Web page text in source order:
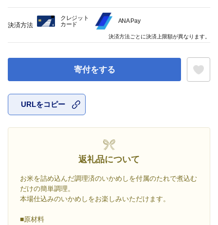
寄付をする
URLをコピー
返礼品について
お米を詰め込んだ調理済のいかめしを付属のたれで煮込む
だけの簡単調理。
本場仕込みのいかめしをお楽しみいただけます。
■原材料
決済方法
クレジット
カード
ANA Pay
決済方法ごとに決済上限額が異なります。